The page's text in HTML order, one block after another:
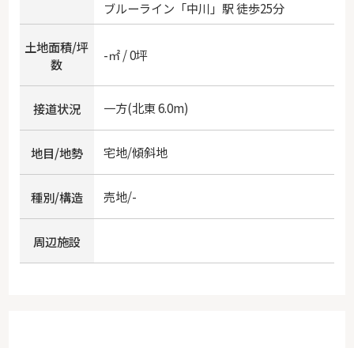
ブルーライン 「中川 」駅 徒歩25分
土地面積/坪
数
-㎡ / 0坪
接道状況 一方(北東 6.0m)
地目/地勢 宅地/傾斜地
種別/構造 売地/-
周辺施設